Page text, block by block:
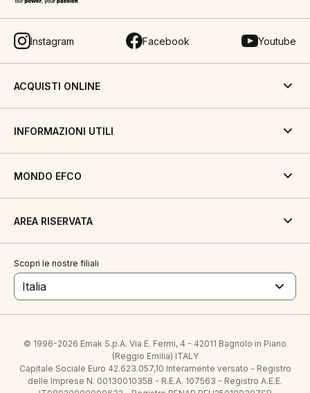
Instagram Facebook Youtube
ACQUISTI ONLINE
INFORMAZIONI UTILI
MONDO EFCO
AREA RISERVATA
Scopri le nostre filiali
Italia
© 1996-2026 Emak S.p.A. Via E. Fermi, 4 - 42011 Bagnolo in Piano
(Reggio Emilia) ITALY
Capitale Sociale Euro 42.623.057,10 Interamente versato - Registro
delle Imprese N. 00130010358 - R.E.A. 107563 - Registro A.E.E.